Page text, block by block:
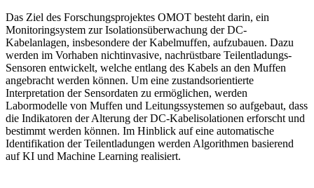
Das Ziel des Forschungsprojektes OMOT besteht darin, ein
Monitoringsystem zur Isolationsüberwachung der DC-
Kabelanlagen, insbesondere der Kabelmuffen, aufzubauen. Dazu
werden im Vorhaben nichtinvasive, nachrüstbare Teilentladungs-
Sensoren entwickelt, welche entlang des Kabels an den Muffen
angebracht werden können. Um eine zustandsorientierte
Interpretation der Sensordaten zu ermöglichen, werden
Labormodelle von Muffen und Leitungssystemen so aufgebaut, dass
die Indikatoren der Alterung der DC-Kabelisolationen erforscht und
bestimmt werden können. Im Hinblick auf eine automatische
Identifikation der Teilentladungen werden Algorithmen basierend
auf KI und Machine Learning realisiert.